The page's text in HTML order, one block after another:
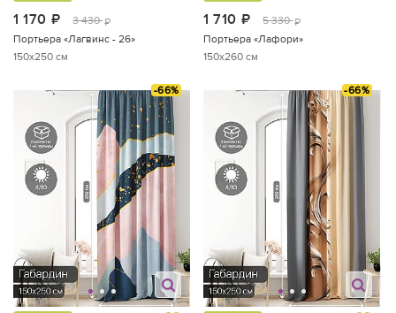
1 170 руб.
3 430 руб.
Портьера «Лагвинс - 26»
150x250 см
1 710 руб.
5 330 руб.
Портьера «Лафори»
150x260 см
-66% -66%